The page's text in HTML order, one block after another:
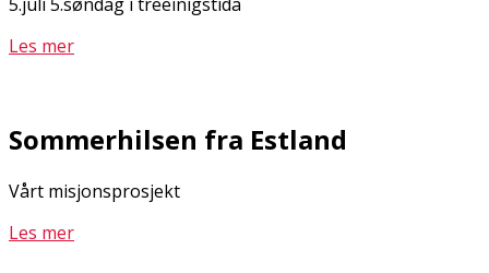
Les mer
Sommerhilsen fra Estland
Vårt misjonsprosjekt
Les mer